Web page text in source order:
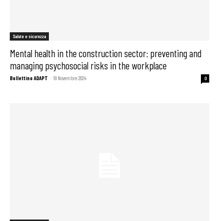
Salute e sicurezza
Mental health in the construction sector: preventing and
managing psychosocial risks in the workplace
Bollettino ADAPT - 18 Novembre 2024 0